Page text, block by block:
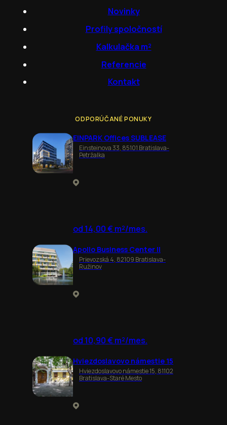
Novinky
Profily spoločností
Kalkulačka m²
Referencie
Kontakt
ODPORÚČANÉ PONUKY
EINPARK Offices SUBLEASE
Einsteinova 33, 85101 Bratislava-
Petržalka
od 14,00 € m²/mes.
Apollo Business Center II
Prievozská 4, 82109 Bratislava-
Ružinov
od 10,90 € m²/mes.
Hviezdoslavovo námestie 15
Hviezdoslavovo námestie 15, 81102
Bratislava-Staré Mesto